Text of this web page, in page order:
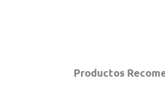
Productos